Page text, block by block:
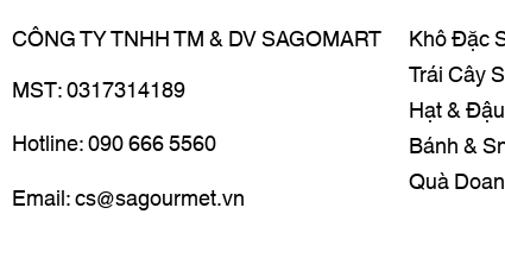
CÔNG TY TNHH TM & DV SAGOMART
MST: 0317314189
Hotline: 090 666 5560
Email: cs@sagourmet.vn
Khô Đặc
Trái Cây
Hạt &
Bánh &
Quà